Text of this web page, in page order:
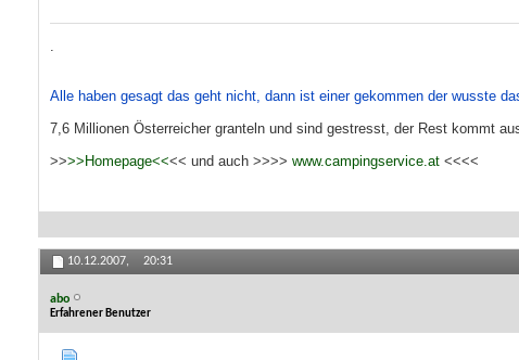
.
Alle haben gesagt das geht nicht, dann ist einer gekommen der wusste
7,6 Millionen Österreicher granteln und sind gestresst, der Rest kommt
>>>>Homepage<<<< und auch >>>> www.campingservice.at <<<<
10.12.2007, 20:31
abo
Erfahrener Benutzer